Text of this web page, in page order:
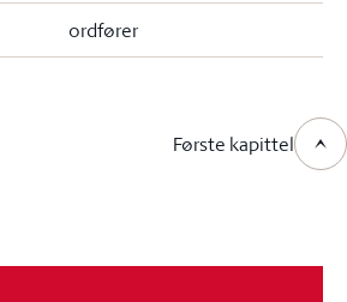
ordfører
Første kapittel